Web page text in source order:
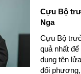
Cựu Bộ
Nga
Cựu Bộ
quả nhất
dụng tên
đối